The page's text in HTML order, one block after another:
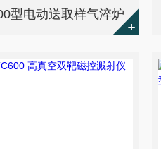
型电动送取样气淬炉